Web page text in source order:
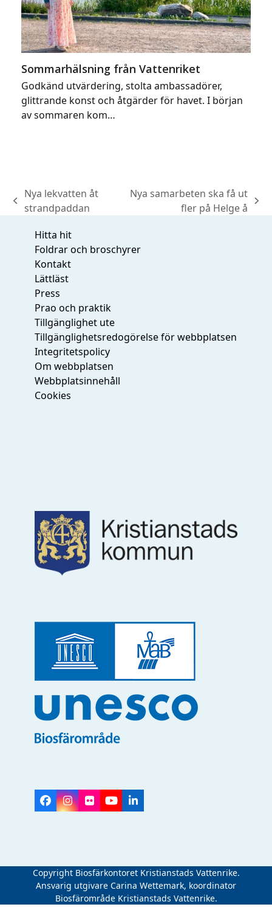
Sommarhälsning från Vattenriket
Godkänd utvärdering, stolta ambassadörer,
glittrande konst och åtgärder för havet. I början
av sommaren kom…
previous
Nya lekvatten åt
strandpaddan
Nya samarbeten ska få ut
fler på Helge å
Hitta hit
Foldrar och broschyrer
Kontakt
Lättläst
Press
Prao och praktik
Tillgänglighet ute
Tillgänglighetsredogörelse för webbplatsen
Integritetspolicy
Om webbplatsen
Webbplatsinnehåll
Cookies
Facebook
Instagram
FlickrYouTubeLinkedIn
Copyright Biosfärkontoret Kristianstads Vattenrike.
Ansvarig utgivare Carina Wettemark, koordinator
Biosfärområde Kristianstads Vattenrike.